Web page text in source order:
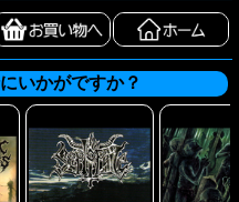
いかがですか？